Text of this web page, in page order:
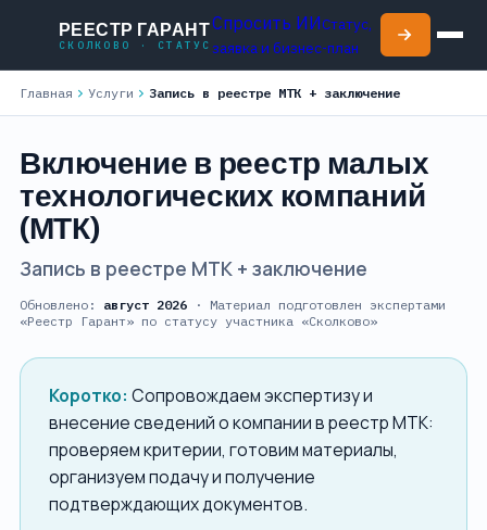
РЕЕСТР ГАРАНТ
СКОЛКОВО · СТАТУС
Спросить ИИСтатус,
заявка и бизнес-план
ДОПОЛНИТЕЛЬНО
Главная chevron_right Услуги chevron_right Запись в реестре МТК + заключение
Включение в реестр малых
технологических компаний
(МТК)
Запись в реестре МТК + заключение
Обновлено: август 2026 · Материал подготовлен экспертами
«Реестр Гарант» по статусу участника «Сколково»
Коротко: Сопровождаем экспертизу и
внесение сведений о компании в реестр МТК:
проверяем критерии, готовим материалы,
организуем подачу и получение
подтверждающих документов.